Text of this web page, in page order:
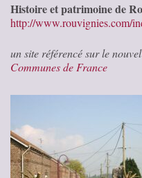
Histoire et patrimoine de
http://www.rouvignies.com/
un site référencé sur le nouvel
Communes de France